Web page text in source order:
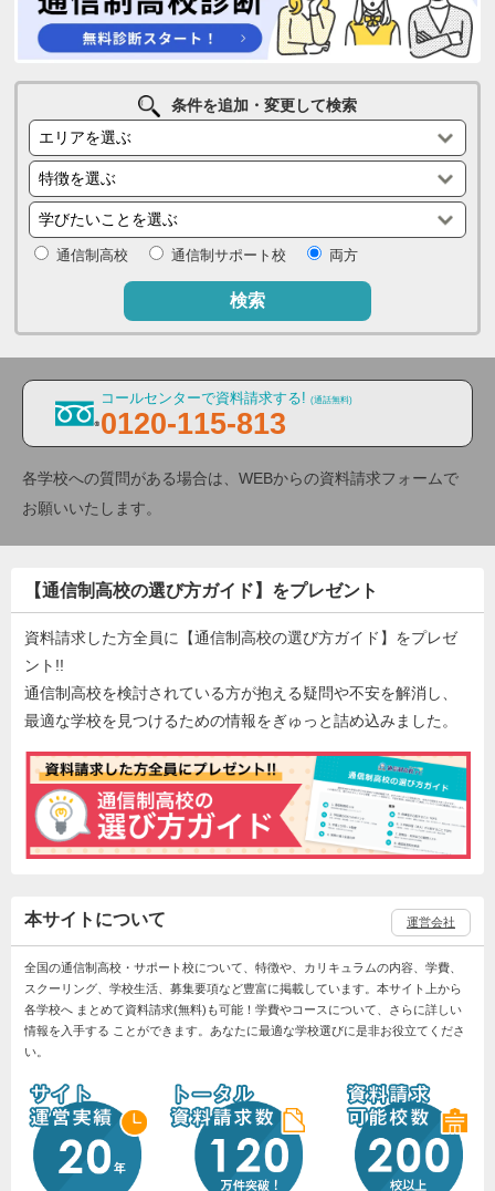
条件を追加・変更して検索
通信制高校 通信制サポート校 両方
検索
コールセンターで資料請求する! (通話無料)
0120-115-813
各学校への質問がある場合は、WEBからの資料請求フォームで
お願いいたします。
【通信制高校の選び方ガイド】をプレゼント
資料請求した方全員に【通信制高校の選び方ガイド】をプレゼ
ント!!
通信制高校を検討されている方が抱える疑問や不安を解消し、
最適な学校を見つけるための情報をぎゅっと詰め込みました。
本サイトについて 運営会社
全国の通信制高校・サポート校について、特徴や、カリキュラムの内容、学費、
スクーリング、学校生活、募集要項など豊富に掲載しています。本サイト上から
各学校へ まとめて資料請求(無料)も可能！学費やコースについて、さらに詳しい
情報を入手する ことができます。あなたに最適な学校選びに是非お役立てくださ
い。